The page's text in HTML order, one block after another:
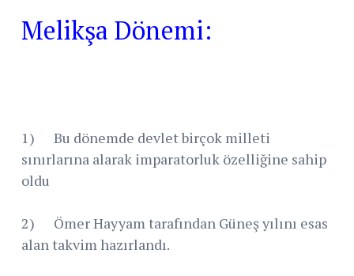
Melikşa Dönemi:
1) Bu dönemde devlet birçok milleti
sınırlarına alarak imparatorluk özelliğine sahip
oldu
2) Ömer Hayyam tarafından Güneş yılını esas
alan takvim hazırlandı.